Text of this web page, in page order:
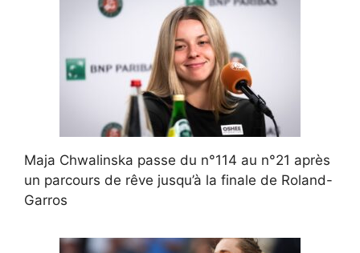
Maja Chwalinska passe du n°114 au n°21 après
un parcours de rêve jusqu’à la finale de Roland-
Garros